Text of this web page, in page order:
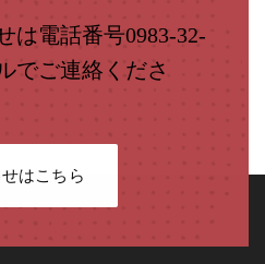
は電話番号0983-32-
でご連絡くださ
はこちら